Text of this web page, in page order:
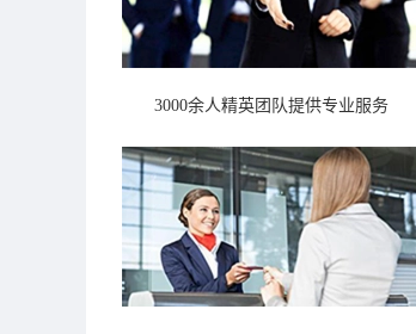
3000余人精英团队提供专业服务